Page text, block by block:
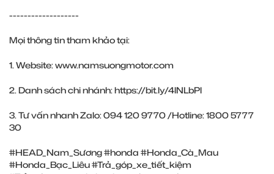
-------------------
Mọi thông tin tham khảo tại:
1. Website:www.namsuongmotor.com
2. Danh sách chi nhánh:https://bit.ly/4lNLbPl
3. Tư vấn nhanh Zalo: 094 120 9770 /Hotline: 1800 5777
30
#HEAD_Nam_Sương#honda #Honda_Cà_Mau
#Honda_Bạc_Liêu#Trả_góp_xe_tiết_kiệm